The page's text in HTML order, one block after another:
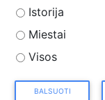
Istorija
Miestai
Visos
BALSUOTI